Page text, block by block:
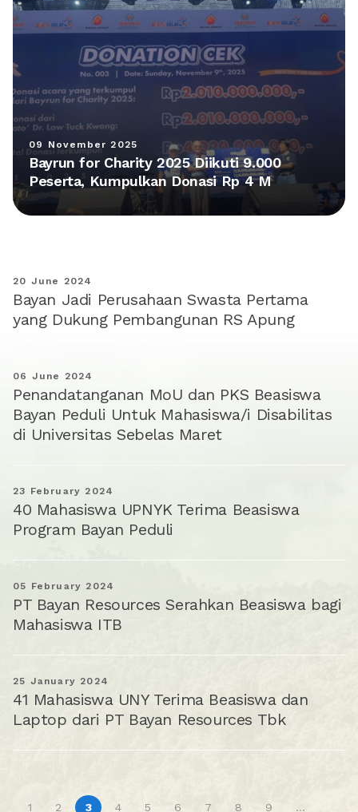
09 November 2025
Bayrun for Charity 2025 Diikuti 9.000
Peserta, Kumpulkan Donasi Rp 4 M
20 June 2024
Bayan Jadi Perusahaan Swasta Pertama
yang Dukung Pembangunan RS Apung
06 June 2024
Penandatanganan MoU dan PKS Beasiswa
Bayan Peduli Untuk Mahasiswa/i Disabilitas
di Universitas Sebelas Maret
23 February 2024
40 Mahasiswa UPNYK Terima Beasiswa
Program Bayan Peduli
05 February 2024
PT Bayan Resources Serahkan Beasiswa bagi
Mahasiswa ITB
25 January 2024
41 Mahasiswa UNY Terima Beasiswa dan
Laptop dari PT Bayan Resources Tbk
1 2 3 4 5 6 7 8 9 ...